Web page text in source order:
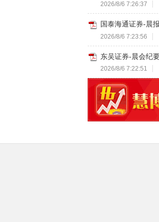
2026/8/6 7:26:37
国泰海通证券-晨
2026/8/6 7:23:56
东吴证券-晨会纪
2026/8/6 7:22:51